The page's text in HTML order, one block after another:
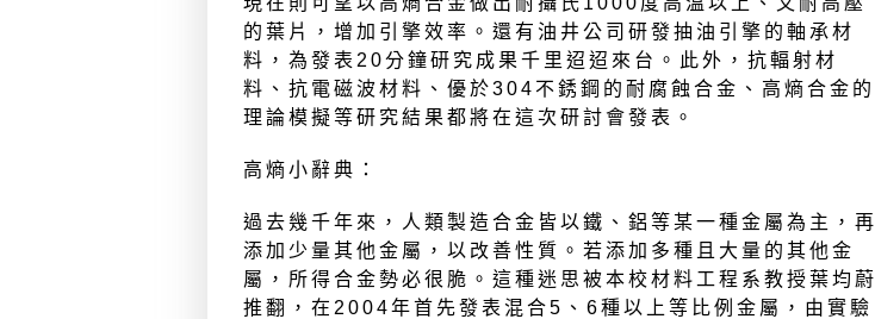
的葉片，增加引擎效率。還有油井公司研發抽油引擎的軸承材
料，為發表20分鐘研究成果千里迢迢來台。此外，抗輻射材
料、抗電磁波材料、優於304不銹鋼的耐腐蝕合金、高熵合金的
理論模擬等研究結果都將在這次研討會發表。
高熵小辭典：
過去幾千年來，人類製造合金皆以鐵、鋁等某一種金屬為主，再
添加少量其他金屬，以改善性質。若添加多種且大量的其他金
屬，所得合金勢必很脆。這種迷思被本校材料工程系教授葉均蔚
推翻，在2004年首先發表混合5、6種以上等比例金屬，由實驗